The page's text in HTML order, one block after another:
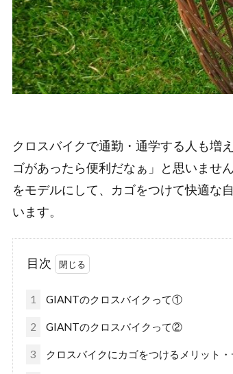
クロスバイクで通勤・通学する人も増
ゴがあったら便利だなぁ」と思いませ
をモデルにして、カゴをつけて快適な
います。
目次
1 GIANTのクロスバイクって①
2 GIANTのクロスバイクって②
3 クロスバイクにカゴをつけるメリット・